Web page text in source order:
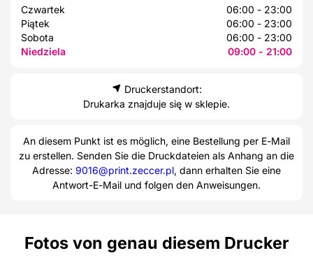
Czwartek
06:00 - 23:00
Piątek
06:00 - 23:00
Sobota
06:00 - 23:00
Niedziela
09:00 - 21:00
Druckerstandort:
Drukarka znajduje się w sklepie.
An diesem Punkt ist es möglich, eine Bestellung per E-Mail
zu erstellen. Senden Sie die Druckdateien als Anhang an die
Adresse: 9016@print.zeccer.pl, dann erhalten Sie eine
Antwort-E-Mail und folgen den Anweisungen.
Fotos von genau diesem Drucker